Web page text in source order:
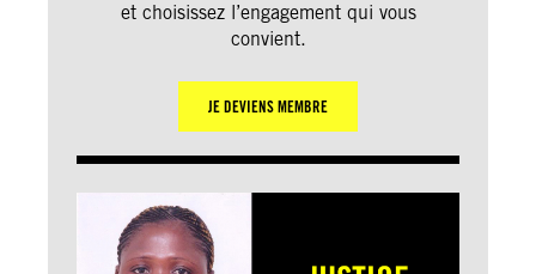
et choisissez l’engagement qui vous
convient.
JE DEVIENS MEMBRE